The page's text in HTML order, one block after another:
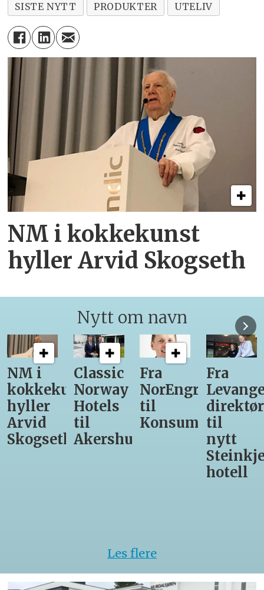
SISTE NYTT
PRODUKTER UTELIV
NM i kokkekunst
hyller Arvid Skogseth
Nytt om navn
NM i
kokkekunst
hyller
Arvid
Skogseth
Classic
Norway
Hotels
til
Akershus
Fra
NorEngros
til
Konsumgruppen
Fra
direktør
til
nytt
hotell
Les flere